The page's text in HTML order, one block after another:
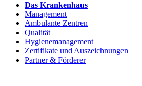
Das Krankenhaus
Management
Ambulante Zentren
Qualität
Hygienemanagement
Zertifikate und Auszeichnungen
Partner & Förderer